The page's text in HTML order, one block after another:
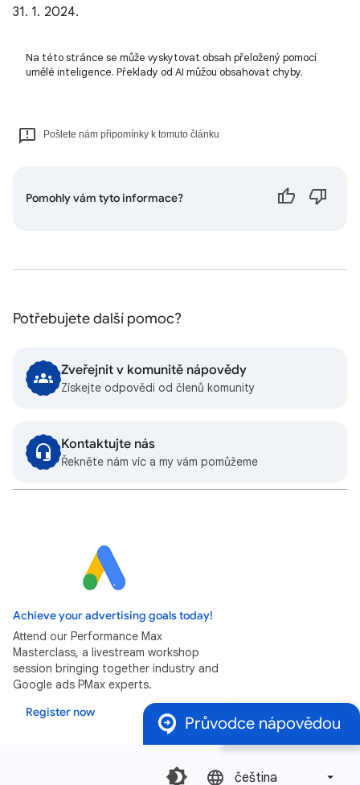
31. 1. 2024.
Na této stránce se může vyskytovat obsah přeložený pomocí
umělé inteligence. Překlady od AI můžou obsahovat chyby.
Pošlete nám připomínky k tomuto článku
Pomohly vám tyto informace?
Potřebujete další pomoc?
Zveřejnit v komunitě nápovědy
Získejte odpovědi od členů komunity
Kontaktujte nás
Řekněte nám víc a my vám pomůžeme
Achieve your advertising goals today!
Attend our Performance Max
Masterclass, a livestream workshop
session bringing together industry and
Google ads PMax experts.
Register now
čeština‎
Průvodce nápovědou